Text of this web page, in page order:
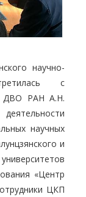
научно-
с
ДВО РАН А.Н.
научных
и
«Центр
ЦКП